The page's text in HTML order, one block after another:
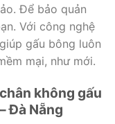
Để bảo quản
Với công nghệ
gấu bông luôn
mại, như mới.
không gấu
Đà Nẵng